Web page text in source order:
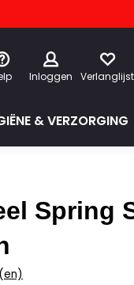
Inloggen Verlanglijst
& VERZORGING
Spring